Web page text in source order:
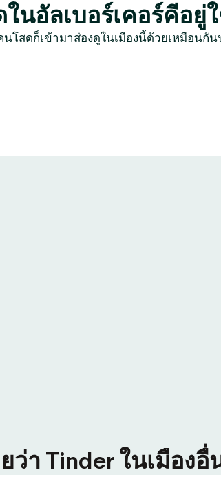
นอัลเบอร์เคอร์คีอยู่
โสดก็เข้ามาส่องดูในเมืองนี้ด้วยเหมือนกัน
ว่า Tinder ในเมือง